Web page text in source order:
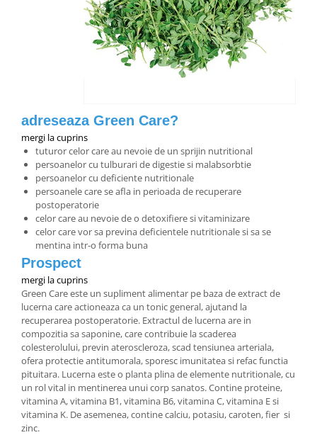
adreseaza Green Care?
mergi la cuprins
tuturor celor care au nevoie de un sprijin nutritional
persoanelor cu tulburari de digestie si malabsorbtie
persoanelor cu deficiente nutritionale
persoanele care se afla in perioada de recuperare
postoperatorie
celor care au nevoie de o detoxifiere si vitaminizare
celor care vor sa previna deficientele nutritionale si sa se
mentina intr-o forma buna
Prospect
mergi la cuprins
Green Care este un supliment alimentar pe baza de extract de
lucerna care actioneaza ca un tonic general, ajutand la
recuperarea postoperatorie. Extractul de lucerna are in
compozitia sa saponine, care contribuie la scaderea
colesterolului, previn ateroscleroza, scad tensiunea arteriala,
ofera protectie antitumorala, sporesc imunitatea si refac functia
pituitara. Lucerna este o planta plina de elemente nutritionale, cu
un rol vital in mentinerea unui corp sanatos. Contine proteine,
vitamina A, vitamina B1, vitamina B6, vitamina C, vitamina E si
vitamina K. De asemenea, contine calciu, potasiu, caroten, fier si
zinc.